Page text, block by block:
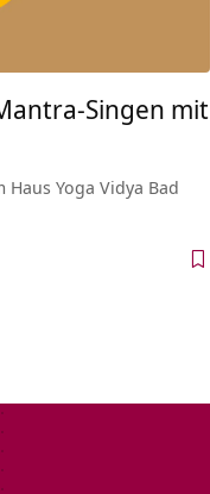
Singen mit
Yoga Vidya Bad